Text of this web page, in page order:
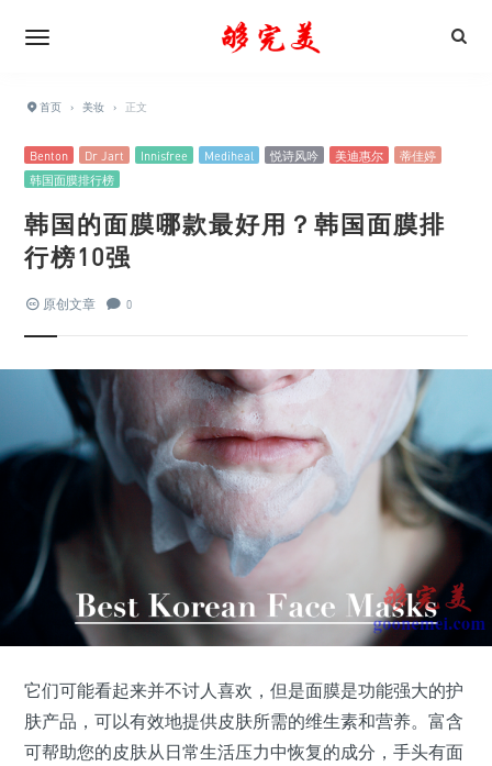
首页 › 美妆 › 正文
Benton Dr Jart Innisfree Mediheal 悦诗风吟 美迪惠尔
蒂佳婷
韩国面膜排行榜
韩国的面膜哪款最好用？韩国面膜排
行榜10强
原创文章 0
它们可能看起来并不讨人喜欢，但是面膜是功能强大的护
肤产品，可以有效地提供皮肤所需的维生素和营养。富含
可帮助您的皮肤从日常生活压力中恢复的成分，手头有面